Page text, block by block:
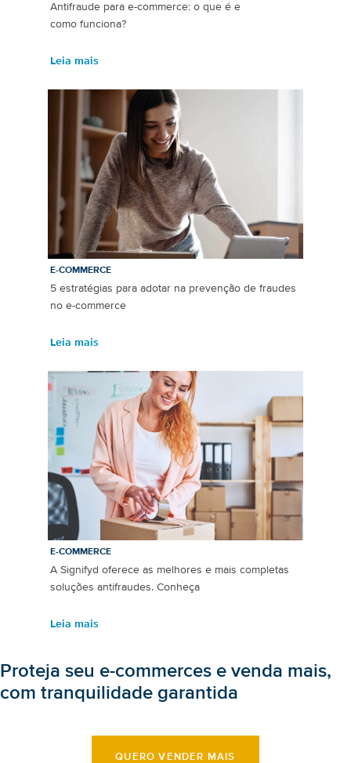
Antifraude para e-commerce: o que é e
como funciona?
Leia mais
E-COMMERCE
5 estratégias para adotar na prevenção de fraudes
no e-commerce
Leia mais
E-COMMERCE
A Signifyd oferece as melhores e mais completas
soluções antifraudes. Conheça
Leia mais
Proteja seu e-commerces e venda mais,
com tranquilidade garantida
QUERO VENDER MAIS